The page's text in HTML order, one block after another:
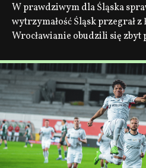
W prawdziwym dla Śląska
wytrzymałość Śląsk przegrał
Wrocławianie obudzili się zbyt